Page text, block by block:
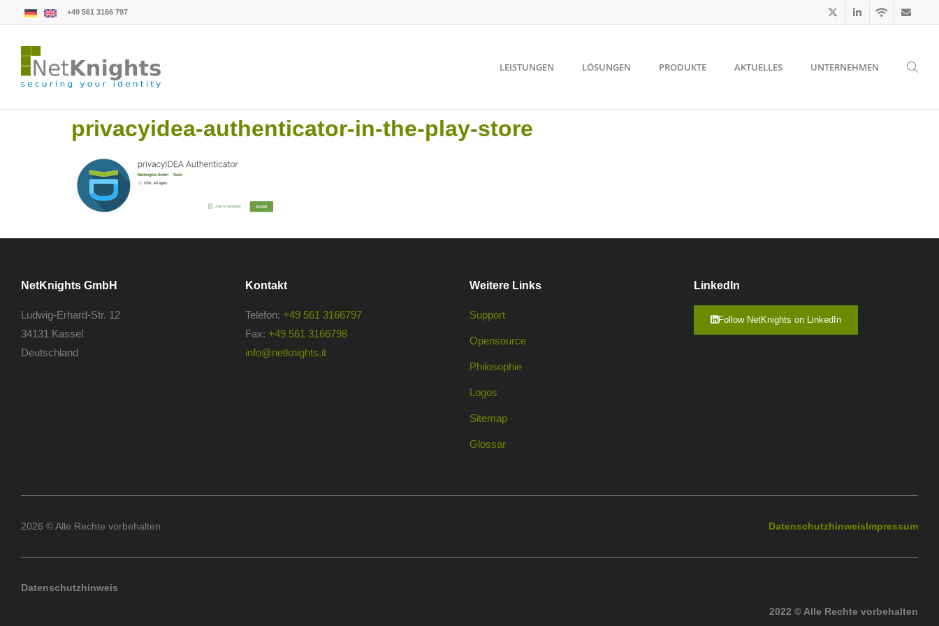
+49 561 3166 797
LEISTUNGEN LÖSUNGEN PRODUKTE AKTUELLES UNTERNEHMEN
privacyidea-authenticator-in-the-play-store
NetKnights GmbH
Ludwig-Erhard-Str. 12
34131 Kassel
Deutschland
Kontakt
Telefon: +49 561 3166797
Fax: +49 561 3166798
info@netknights.it
Weitere Links
Support
Opensource
Philosophie
Logos
Sitemap
Glossar
LinkedIn
Follow NetKnights on LinkedIn
2026 © Alle Rechte vorbehalten DatenschutzhinweisImpressum
Datenschutzhinweis
2022 © Alle Rechte vorbehalten